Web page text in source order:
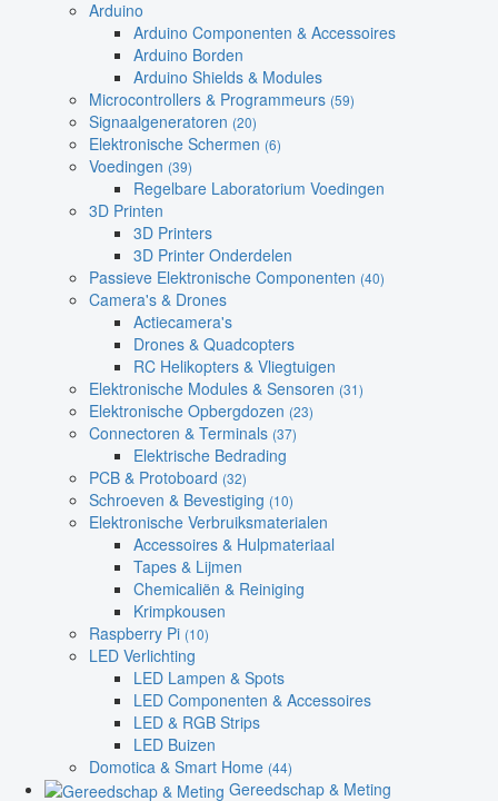
Arduino
Arduino Componenten & Accessoires
Arduino Borden
Arduino Shields & Modules
Microcontrollers & Programmeurs (59)
Signaalgeneratoren (20)
Elektronische Schermen (6)
Voedingen (39)
Regelbare Laboratorium Voedingen
3D Printen
3D Printers
3D Printer Onderdelen
Passieve Elektronische Componenten (40)
Camera's & Drones
Actiecamera's
Drones & Quadcopters
RC Helikopters & Vliegtuigen
Elektronische Modules & Sensoren (31)
Elektronische Opbergdozen (23)
Connectoren & Terminals (37)
Elektrische Bedrading
PCB & Protoboard (32)
Schroeven & Bevestiging (10)
Elektronische Verbruiksmaterialen
Accessoires & Hulpmateriaal
Tapes & Lijmen
Chemicaliën & Reiniging
Krimpkousen
Raspberry Pi (10)
LED Verlichting
LED Lampen & Spots
LED Componenten & Accessoires
LED & RGB Strips
LED Buizen
Domotica & Smart Home (44)
Gereedschap & Meting